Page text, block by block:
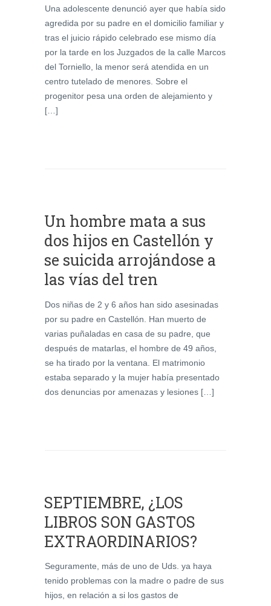
Una adolescente denunció ayer que había sido
agredida por su padre en el domicilio familiar y
tras el juicio rápido celebrado ese mismo día
por la tarde en los Juzgados de la calle Marcos
del Torniello, la menor será atendida en un
centro tutelado de menores. Sobre el
progenitor pesa una orden de alejamiento y
[…]
Un hombre mata a sus
dos hijos en Castellón y
se suicida arrojándose a
las vías del tren
Dos niñas de 2 y 6 años han sido asesinadas
por su padre en Castellón. Han muerto de
varias puñaladas en casa de su padre, que
después de matarlas, el hombre de 49 años,
se ha tirado por la ventana. El matrimonio
estaba separado y la mujer había presentado
dos denuncias por amenazas y lesiones […]
SEPTIEMBRE, ¿LOS
LIBROS SON GASTOS
EXTRAORDINARIOS?
Seguramente, más de uno de Uds. ya haya
tenido problemas con la madre o padre de sus
hijos, en relación a si los gastos de